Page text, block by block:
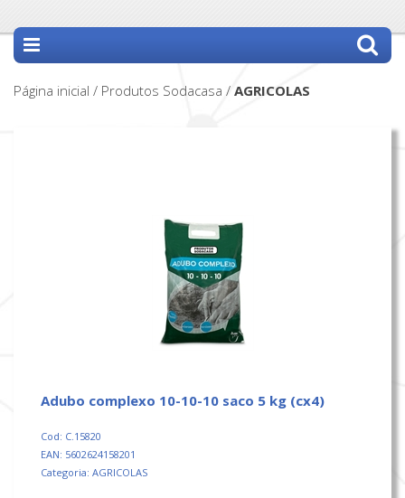
Página inicial / Produtos Sodacasa / AGRICOLAS
adubo complexo 10-10-10 saco 5 kg (cx4)
Cod: C.15820
EAN: 5602624158201
Categoria: AGRICOLAS